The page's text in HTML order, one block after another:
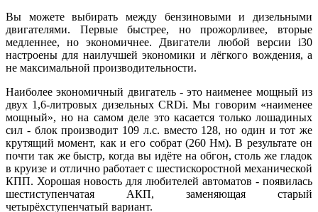
Вы можете выбирать между бензиновыми и дизельными
двигателями. Первые быстрее, но прожорливее, вторые
медленнее, но экономичнее. Двигатели любой версии i30
настроены для наилучшей экономики и лёгкого вождения, а
не максимальной производительности.
Наиболее экономичный двигатель - это наименее мощный из
двух 1,6-литровых дизельных CRDi. Мы говорим «наименее
мощный», но на самом деле это касается только лошадиных
сил - блок производит 109 л.с. вместо 128, но один и тот же
крутящий момент, как и его собрат (260 Нм). В результате он
почти так же быстр, когда вы идёте на обгон, столь же гладок
в круизе и отлично работает с шестискоростной механической
КПП. Хорошая новость для любителей автоматов - появилась
шестиступенчатая АКП, заменяющая старый
четырёхступенчатый вариант.